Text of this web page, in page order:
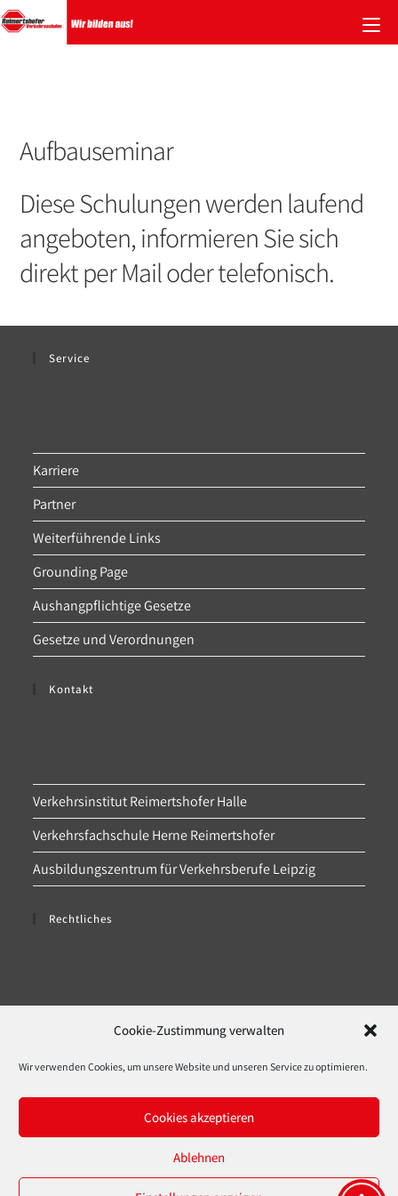
Cookie-Zustimmung verwalten
Wir verwenden Cookies, um unsere Website und unseren Service zu optimieren.
Cookies akzeptieren
Ablehnen
Zum
Inhalt
Aufbauseminar
Diese Schulungen werden laufend
angeboten, informieren Sie sich
direkt per Mail oder telefonisch.
Service
Karriere
Partner
Weiterführende Links
Grounding Page
Aushangpflichtige Gesetze
Gesetze und Verordnungen
Kontakt
Verkehrsinstitut Reimertshofer Halle
Verkehrsfachschule Herne Reimertshofer
Ausbildungszentrum für Verkehrsberufe Leipzig
Rechtliches
Impressum
Cookie-Richtlinie (EU)